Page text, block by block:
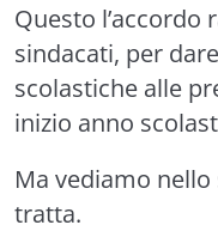
Questo
sindacati, per
scolastiche alle
inizio anno
Ma vediamo
tratta.